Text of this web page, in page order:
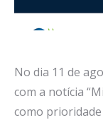
No dia 11 de
com a notícia
como